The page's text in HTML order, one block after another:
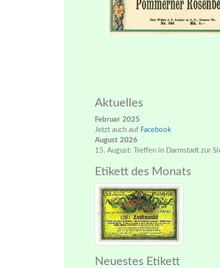
Aktuelles
Februar 2025
Jetzt auch auf Facebook
August 2026
15. August: Treffen in Darmstadt zur
Etikett des Monats
Neuestes Etikett